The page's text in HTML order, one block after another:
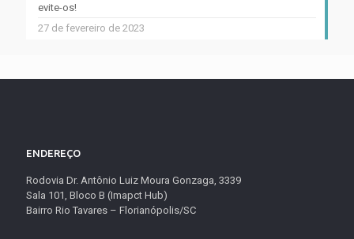
evite-os!
27 de fevereiro de 2023
ENDEREÇO
Rodovia Dr. Antônio Luiz Moura Gonzaga, 3339
Sala 101, Bloco B (Imapct Hub)
Bairro Rio Tavares – Florianópolis/SC